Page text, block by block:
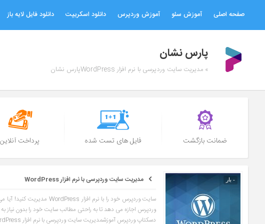
صفحه اصلی آموزش سئو آموزش وردپرس دانلود اسکریپت دانلود فایل لایه باز
پارس نشان
» مدیریت سایت وردپرسی با نرم افزار WordPressپارس نشان
ضمانت بازگشت فایل های تست شده پرداخت آنلاین
- بار مدیریت سایت وردپرسی با نرم افزار WordPress
وردپرس اجازه می دهد تا به راحتی مطالب سایت خود را بدون نیاز به
دسکتاپ وردپرس آموزشمدیریت سایت وردپرسی با نرم افزار WordPress توسط کالج اورست مزایا و معایب استفاده از دسکتاپ […]